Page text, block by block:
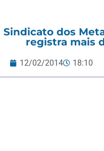
Sindicato dos
registra mais
12/02/2014 18:10